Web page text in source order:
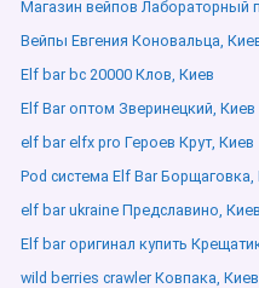
Магазин вейпов Лабораторный
Вейпы Евгения Коновальца,
Elf bar bc 20000 Клов, Киев
Elf Bar оптом Зверинецкий, Киев
elf bar elfx pro Героев Крут, Киев
Pod система Elf Bar Борщаговка,
elf bar ukraine Предславино, Киев
Elf bar оригинал купить
wild berries crawler Ковпака, Киев